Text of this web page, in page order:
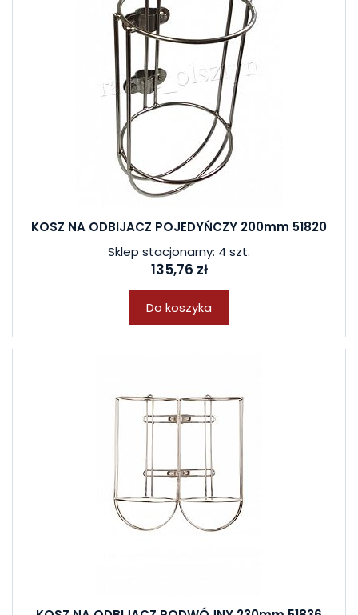
KOSZ NA ODBIJACZ POJEDYŃCZY 200mm 51820
Sklep stacjonarny: 4 szt.
135,76 zł
Do koszyka